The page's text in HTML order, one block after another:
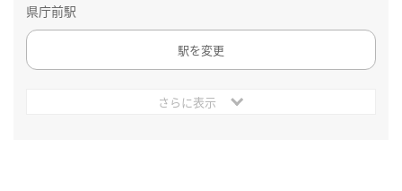
県庁前駅
駅を変更
さらに表示